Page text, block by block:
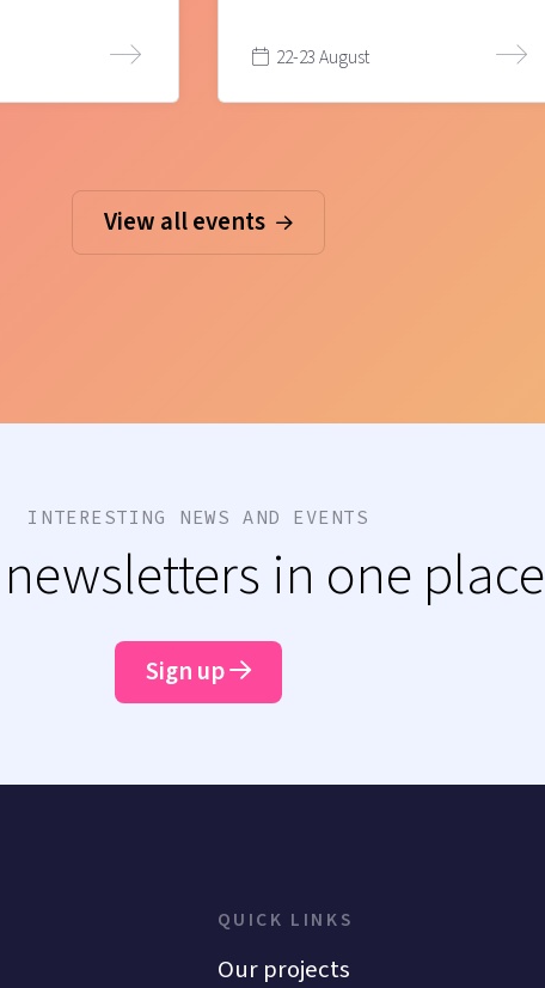
22-23 August
View all events
INTERESTING NEWS AND EVENTS
in one place
Sign up
QUICK LINKS
Our projects